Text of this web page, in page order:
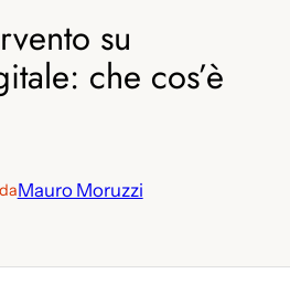
su
che cos’è
daMauro Moruzzi